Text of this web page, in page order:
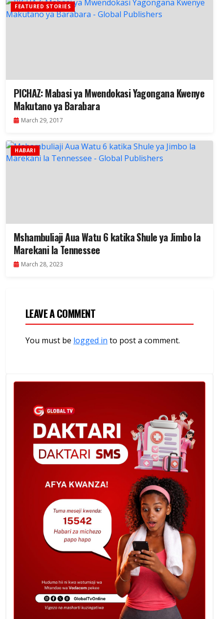
FEATURED STORIES
PICHAZ: Mabasi ya Mwendokasi Yagongana Kwenye
Makutano ya Barabara
March 29, 2017
HABARI
Mshambuliaji Aua Watu 6 katika Shule ya Jimbo la
Marekani la Tennessee
March 28, 2023
LEAVE A COMMENT
You must be logged in to post a comment.